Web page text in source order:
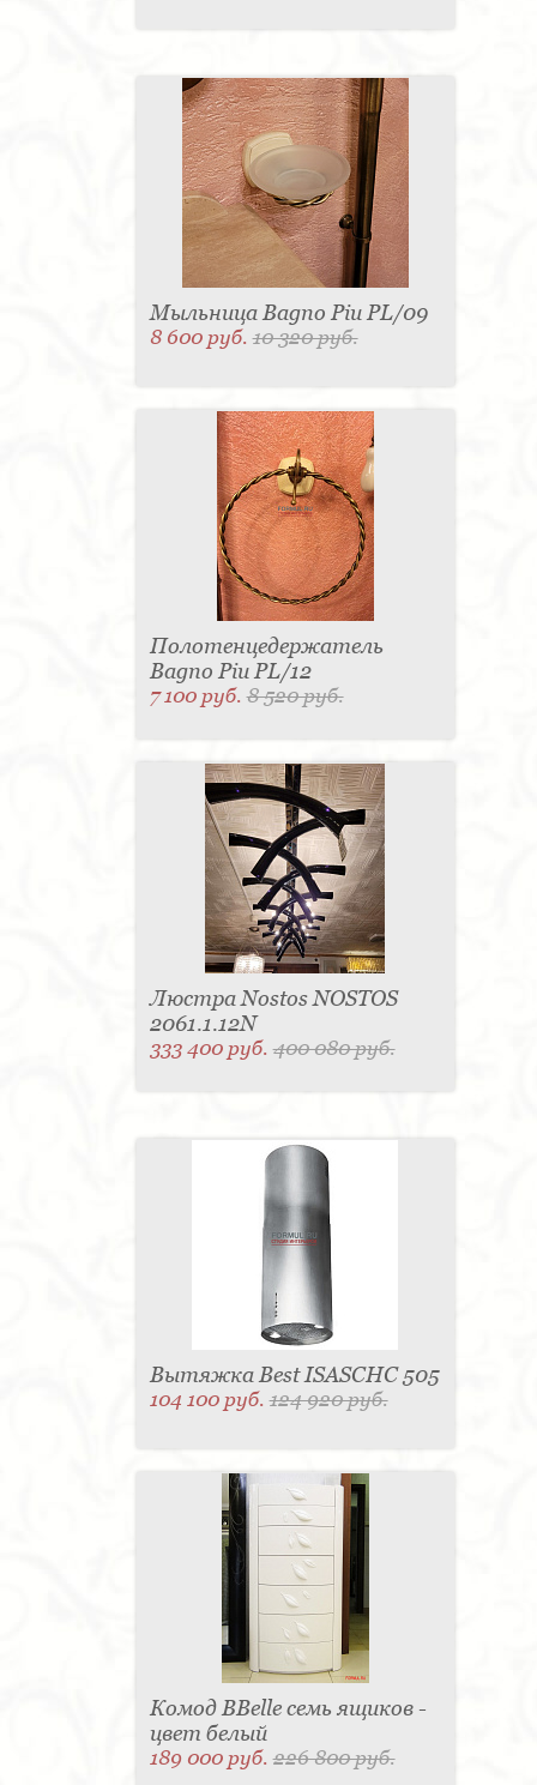
Мыльница Bagno Piu PL/09
8 600 руб.10 320 руб.
Полотенцедержатель
Bagno Piu PL/12
7 100 руб.8 520 руб.
Люстра Nostos NOSTOS
2061.1.12N
333 400 руб.400 080 руб.
Вытяжка Best ISASCHC 505
104 100 руб.124 920 руб.
Комод BBelle семь ящиков -
цвет белый
189 000 руб.226 800 руб.